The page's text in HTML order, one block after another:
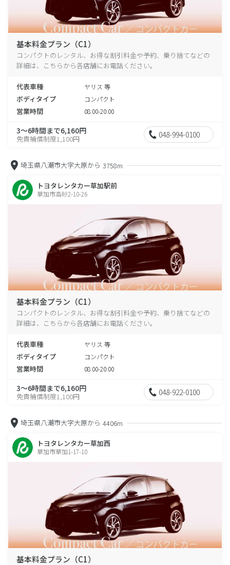
基本料金プラン（C1）
コンパクトのレンタル、お得な割引料金や予約、乗り捨てなどの
詳細は、こちらから各店舗にお電話ください。
代表車種 ヤリス 等
ボディタイプ コンパクト
営業時間 08:00-20:00
3～6時間まで6,160円
免責補償制度1,100円 048-994-0100
埼玉県八潮市大字大原から 3758m
トヨタレンタカー草加駅前
草加市高砂2-10-26
基本料金プラン（C1）
コンパクトのレンタル、お得な割引料金や予約、乗り捨てなどの
詳細は、こちらから各店舗にお電話ください。
代表車種 ヤリス 等
ボディタイプ コンパクト
営業時間 08:00-20:00
3～6時間まで6,160円
免責補償制度1,100円 048-922-0100
埼玉県八潮市大字大原から 4406m
トヨタレンタカー草加西
草加市草加1-17-10
基本料金プラン（C1）